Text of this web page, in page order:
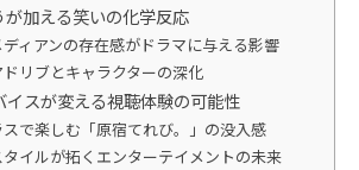
加える笑いの化学反応
ィアンの存在感がドラマに与える影響
リブとキャラクターの深化
イスが変える視聴体験の可能性
で楽しむ「原宿てれび。」の没入感
イルが拓くエンターテイメントの未来